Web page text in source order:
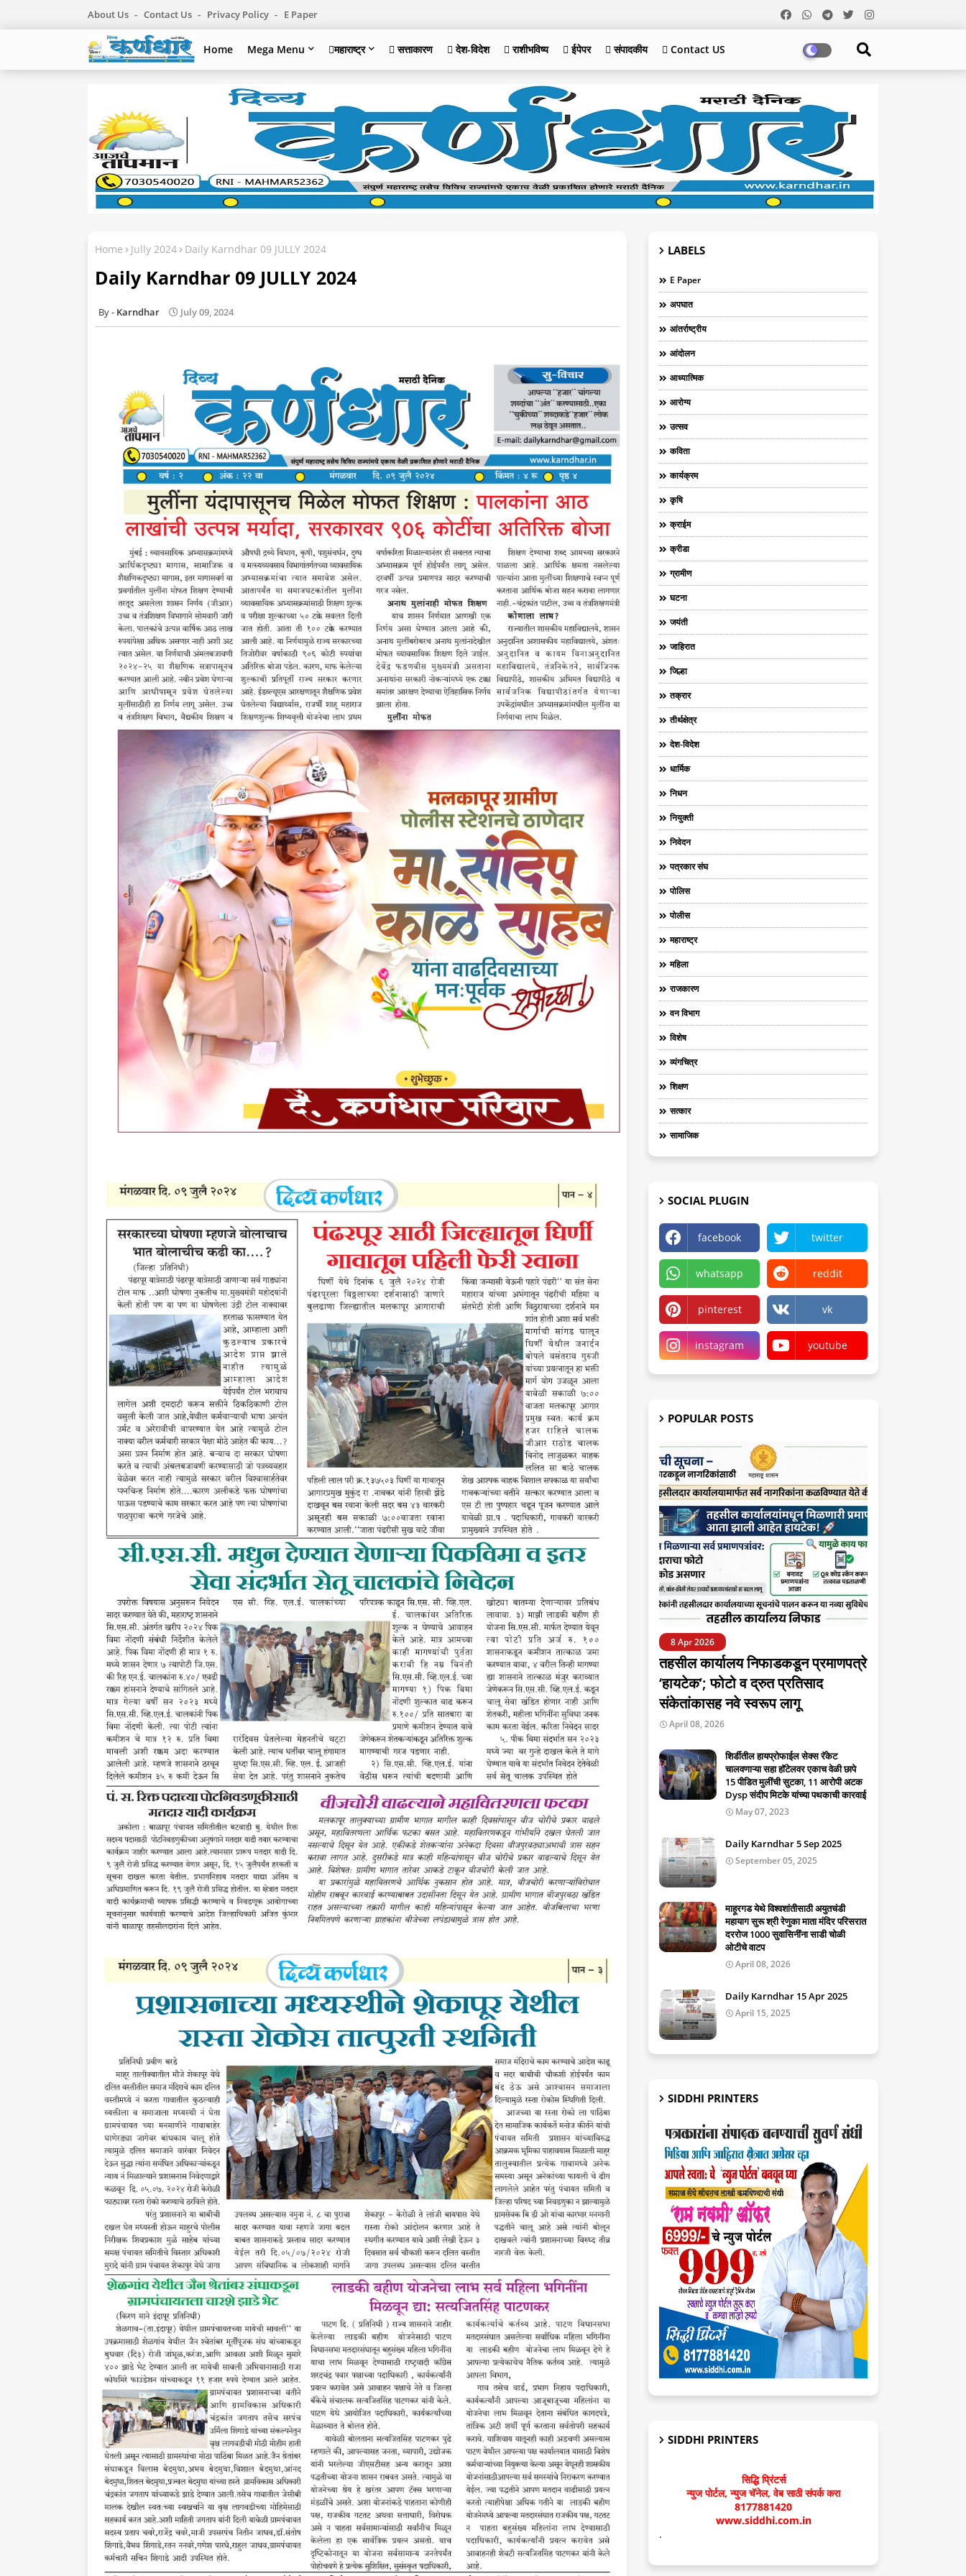
About Us Contact Us Privacy Policy E Paper
Home Mega Menu महाराष्ट्र  सत्ताकारण  देश-विदेश  राशीभविष्य  ईपेपर  संपादकीय  Contact US
Home Jully 2024 Daily Karndhar 09 JULLY 2024
Daily Karndhar 09 JULLY 2024
Karndhar July 09, 2024
LABELS
E Paper
अपघात
आंतर्राष्ट्रीय
आंदोलन
आध्यात्मिक
आरोग्य
उत्सव
कविता
कार्यक्रम
कृषि
क्राईम
क्रीडा
ग्रामीण
घटना
जयंती
जाहिरात
जिल्हा
तक्रार
तीर्थक्षेत्र
देश-विदेश
धार्मिक
निधन
नियुक्ती
निवेदन
पत्रकार संघ
पोलिस
पोलीस
महाराष्ट्र
महिला
राजकारण
वन विभाग
विशेष
व्यंगचित्र
शिक्षण
सत्कार
सामाजिक
SOCIAL PLUGIN
facebook twitter
whatsapp reddit
pinterest vk
instagram youtube
POPULAR POSTS
8 Apr 2026
तहसील कार्यालय निफाडकडून प्रमाणपत्रे
‘हायटेक’; फोटो व द्रुत प्रतिसाद
संकेतांकासह नवे स्वरूप लागू
April 08, 2026
शिर्डीतील हायप्रोफाईल सेक्स रॅकेट
चालवणाऱ्या सहा हॉटेलवर एकाच वेळी छापे
15 पीडित मुलींची सुटका, 11 आरोपी अटक
Dysp संदीप मिटके यांच्या पथकाची कारवाई
May 07, 2023
Daily Karndhar 5 Sep 2025
September 05, 2025
माहूरगड येथे विश्वशांतीसाठी अयुतचंडी
महायाग सुरू श्री रेणुका माता मंदिर परिसरात
दररोज 1000 सुवासिनींना साडी चोळी
ओटीचे वाटप
April 08, 2026
Daily Karndhar 15 Apr 2025
April 15, 2025
SIDDHI PRINTERS
SIDDHI PRINTERS
सिद्धि प्रिंटर्स
न्युज पोर्टल, न्युज चॅनेल, वेब साठी संपर्क करा
8177881420
www.siddhi.com.in
.